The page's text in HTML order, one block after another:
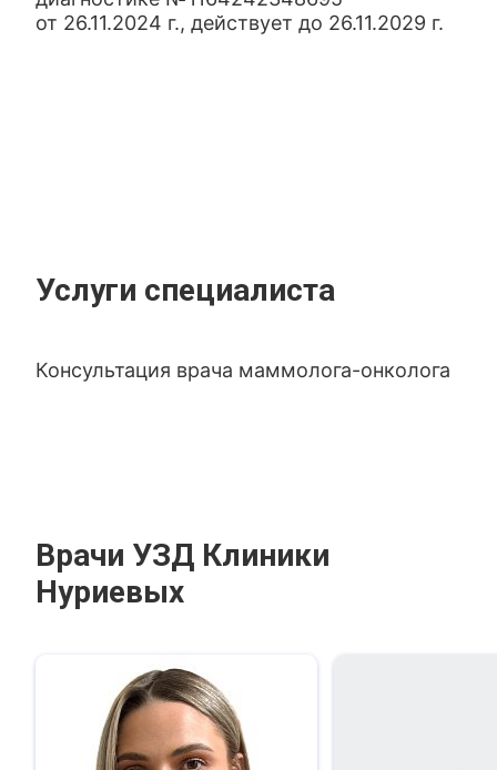
от 26.11.2024 г., действует до 26.11.2029 г.
Услуги специалиста
Консультация врача маммолога-онколога
Врачи УЗД Клиники
Нуриевых